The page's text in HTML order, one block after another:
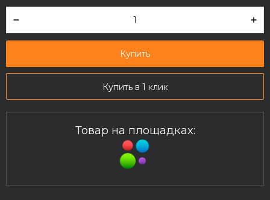
Купить
Купить в 1 клик
Товар на площадках: